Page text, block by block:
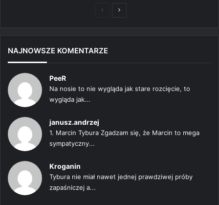
PoprzedniaNastępna
NAJNOWSZE KOMENTARZE
PeeR
Na nosie to nie wygląda jak stare rozcięcie, to
wygląda jak...
janusz.andrzej
1. Marcin Tybura Zgadzam się, że Marcin to mega
sympatyczny...
Kroganin
Tybura nie miał nawet jednej prawdziwej próby
zapaśniczej a...